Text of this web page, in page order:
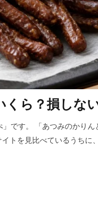
くら？損しな
です。 「あつみのかりん
トを見比べているうちに